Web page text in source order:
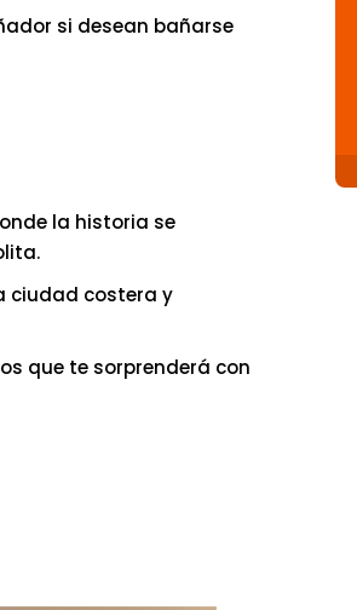
si desean bañarse
la historia se
ciudad costera y
que te sorprenderá con